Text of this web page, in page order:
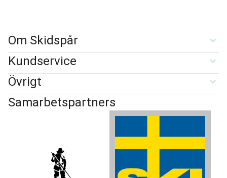
Om Skidspår
Kundservice
Övrigt
Samarbetspartners